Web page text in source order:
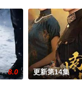
8.0 更新第14集